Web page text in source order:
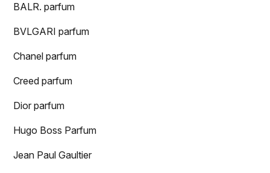
BALR. parfum
BVLGARI parfum
Chanel parfum
Creed parfum
Dior parfum
Hugo Boss Parfum
Jean Paul Gaultier